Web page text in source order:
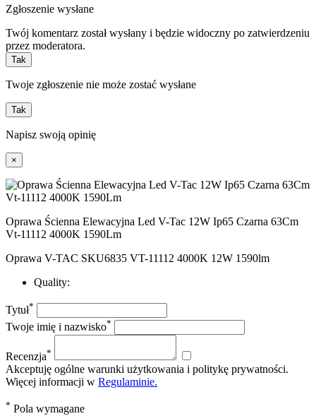
Zgłoszenie wysłane
Twój komentarz został wysłany i będzie widoczny po zatwierdzeniu
przez moderatora.
Tak
Twoje zgłoszenie nie może zostać wysłane
Tak
Napisz swoją opinię
×
Oprawa Ścienna Elewacyjna Led V-Tac 12W Ip65 Czarna 63Cm
Vt-11112 4000K 1590Lm
Oprawa V-TAC SKU6835 VT-11112 4000K 12W 1590lm
Quality:
Tytuł*
Twoje imię i nazwisko*
Recenzja*
Akceptuję ogólne warunki użytkowania i politykę prywatności.
Więcej informacji w Regulaminie.
* Pola wymagane